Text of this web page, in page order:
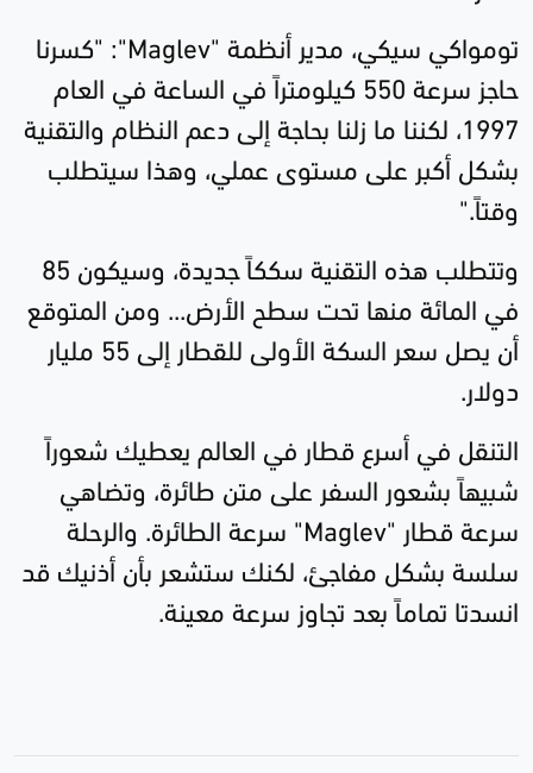
تومواكي سيكي، مدير أنظمة "Maglev": "كسرنا
حاجز سرعة 550 كيلومتراً في الساعة في العام
1997، لكننا ما زلنا بحاجة إلى دعم النظام والتقنية
بشكل أكبر على مستوى عملي، وهذا سيتطلب
وقتاً."
وتتطلب هذه التقنية سككاً جديدة، وسيكون 85
في المائة منها تحت سطح الأرض... ومن المتوقع
أن يصل سعر السكة الأولى للقطار إلى 55 مليار
دولار.
التنقل في أسرع قطار في العالم يعطيك شعوراً
شبيهاً بشعور السفر على متن طائرة، وتضاهي
سرعة قطار "Maglev" سرعة الطائرة. والرحلة
سلسة بشكل مفاجئ، لكنك ستشعر بأن أذنيك قد
انسدتا تماماً بعد تجاوز سرعة معينة.